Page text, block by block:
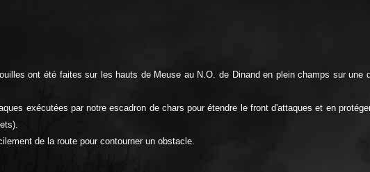
ont été faites sur les hauts de Meuse au N.O. de Dinand en plein champs sur
exécutées par notre escadron de chars pour étendre le front d'attaques et en
de la route pour contourner un obstacle.